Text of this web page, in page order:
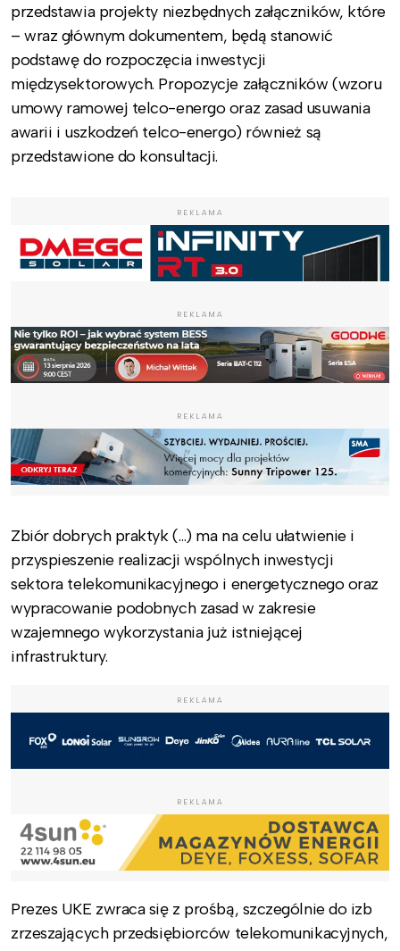
przedstawia projekty niezbędnych załączników, które
– wraz głównym dokumentem, będą stanowić
podstawę do rozpoczęcia inwestycji
międzysektorowych. Propozycje załączników (wzoru
umowy ramowej telco-energo oraz zasad usuwania
awarii i uszkodzeń telco-energo) również są
przedstawione do konsultacji.
REKLAMA
REKLAMA
REKLAMA
Zbiór dobrych praktyk (…) ma na celu ułatwienie i
przyspieszenie realizacji wspólnych inwestycji
sektora telekomunikacyjnego i energetycznego oraz
wypracowanie podobnych zasad w zakresie
wzajemnego wykorzystania już istniejącej
infrastruktury.
REKLAMA
REKLAMA
Prezes UKE zwraca się z prośbą, szczególnie do izb
zrzeszających przedsiębiorców telekomunikacyjnych,